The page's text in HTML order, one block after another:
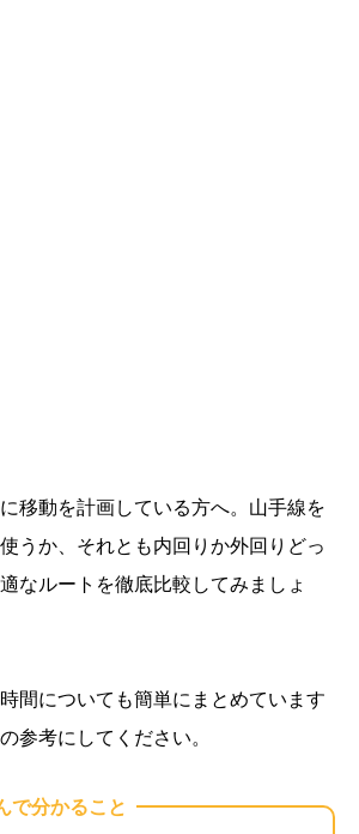
移動を計画している方へ。山手線を
うか、それとも内回りか外回りどっ
なルートを徹底比較してみましょ
間についても簡単にまとめています
参考にしてください。
で分かること